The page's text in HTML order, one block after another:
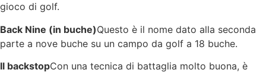
gioco di golf.
Back Nine (in buche)Questo è il nome dato alla seconda
parte a nove buche su un campo da golf a 18 buche.
Il backstopCon una tecnica di battaglia molto buona, è